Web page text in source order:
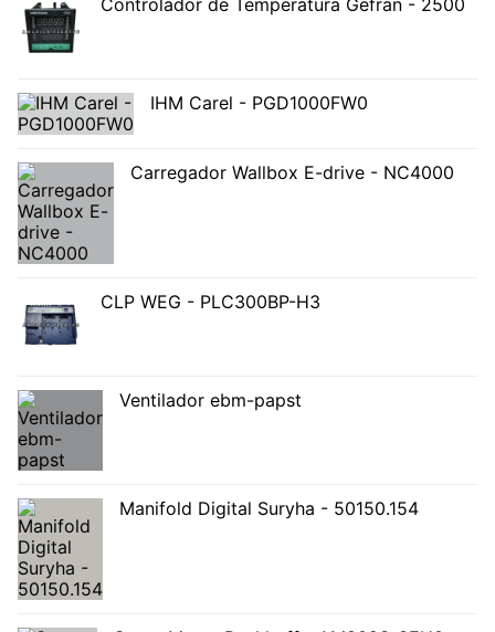
IHM Carel - PGD1000FW0
Carregador Wallbox E-drive - NC4000
CLP WEG - PLC300BP-H3
Ventilador ebm-papst
Manifold Digital Suryha - 50150.154